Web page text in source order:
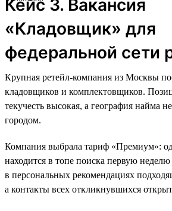
Кейс 3. Вакансия
«Кладовщик» для
федеральной сети
Крупная ретейл-компания из Москвы
кладовщиков и комплектовщиков.
текучесть высокая, а география найма
городом.
Компания выбрала тариф «Премиум»:
находится в топе поиска первую неделю
в персональных рекомендациях
а контакты всех откликнувшихся